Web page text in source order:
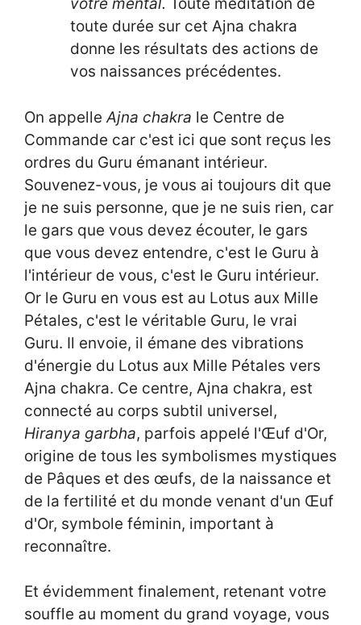
toute durée sur cet Ajna chakra
donne les résultats des actions de
vos naissances précédentes.
On appelle Ajna chakra le Centre de
Commande car c'est ici que sont reçus les
ordres du Guru émanant intérieur.
Souvenez-vous, je vous ai toujours dit que
je ne suis personne, que je ne suis rien, car
le gars que vous devez écouter, le gars
que vous devez entendre, c'est le Guru à
l'intérieur de vous, c'est le Guru intérieur.
Or le Guru en vous est au Lotus aux Mille
Pétales, c'est le véritable Guru, le vrai
Guru. Il envoie, il émane des vibrations
d'énergie du Lotus aux Mille Pétales vers
Ajna chakra. Ce centre, Ajna chakra, est
connecté au corps subtil universel,
Hiranya garbha, parfois appelé l'Œuf d'Or,
origine de tous les symbolismes mystiques
de Pâques et des œufs, de la naissance et
de la fertilité et du monde venant d'un Œuf
d'Or, symbole féminin, important à
reconnaître.
Et évidemment finalement, retenant votre
souffle au moment du grand voyage, vous